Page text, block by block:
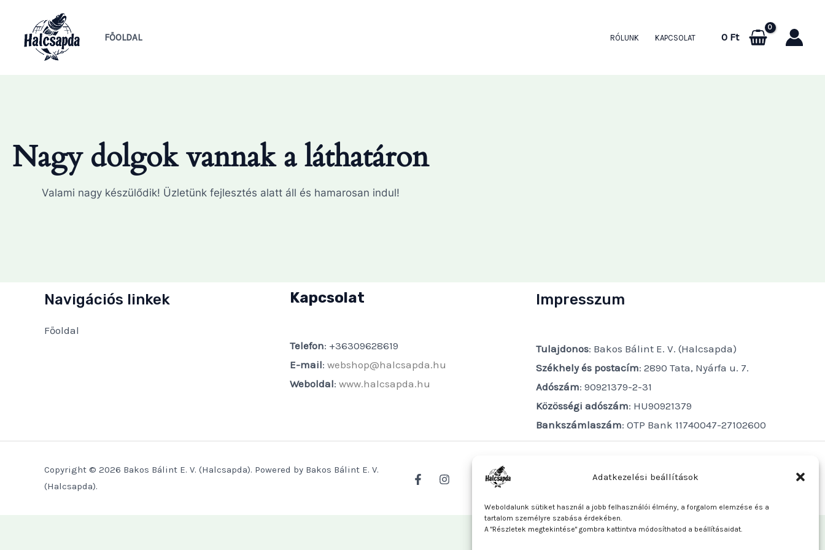
Adatkezelési beállítások
Weboldalunk sütiket használ a jobb felhasználói élmény, a forgalom elemzése és a
tartalom személyre szabása érdekében.
A "Részletek megtekintése" gombra kattintva módosíthatod a beállításaidat.
content
FŐOLDAL RÓLUNK KAPCSOLAT 0 Ft
Nagy dolgok vannak a láthatáron
Valami nagy készülődik! Üzletünk fejlesztés alatt áll és hamarosan indul!
Navigációs linkek
Főoldal
Kapcsolat
Telefon: +36309628619
E-mail:webshop@halcsapda.hu
Weboldal:www.halcsapda.hu
Impresszum
Tulajdonos: Bakos Bálint E. V. (Halcsapda)
Székhely és postacím: 2890 Tata, Nyárfa u. 7.
Adószám: 90921379-2-31
Közösségi adószám: HU90921379
Bankszámlaszám: OTP Bank 11740047-27102600
Copyright © 2026 Bakos Bálint E. V. (Halcsapda). Powered by Bakos Bálint E. V.
(Halcsapda).